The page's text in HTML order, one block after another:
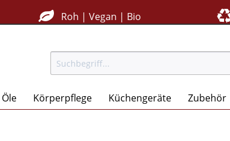
Roh | Vegan | Bio
Körperpflege Küchengeräte Zubehör